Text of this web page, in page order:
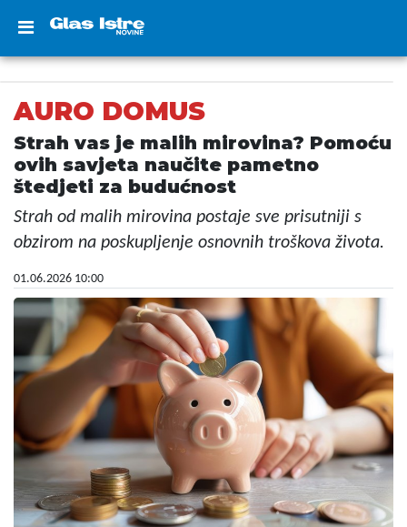
AURO DOMUS
Strah vas je malih mirovina? Pomoću
ovih savjeta naučite pametno
štedjeti za budućnost
Strah od malih mirovina postaje sve prisutniji s
obzirom na poskupljenje osnovnih troškova života.
01.06.2026 10:00